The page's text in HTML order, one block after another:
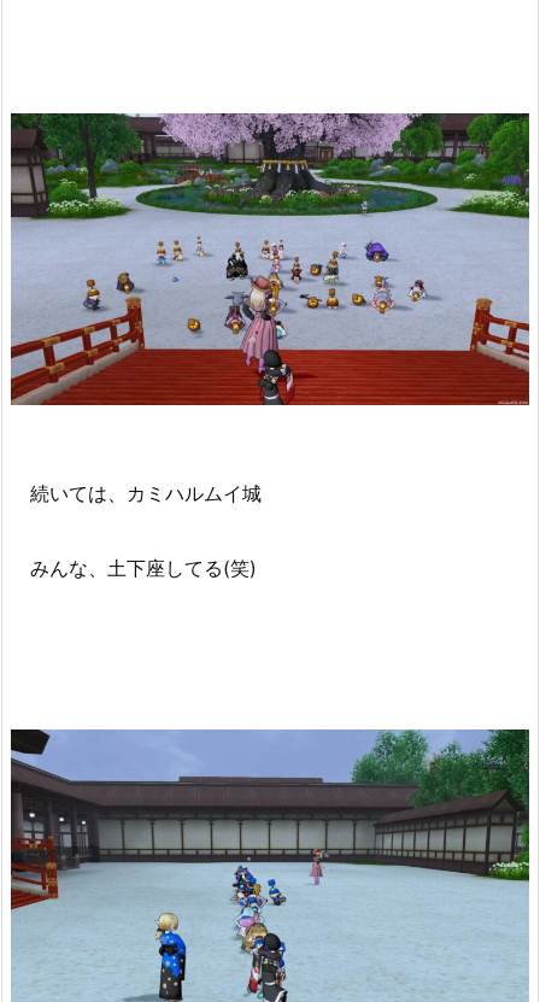
続いては、カミハルムイ城
みんな、土下座してる(笑)